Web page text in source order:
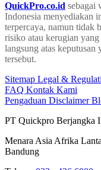
QuickPro.co.id sebagai
Indonesia menyediakan
terpercaya, namun tidak
risiko atau kerugian
langsung atas
tersebut.
Sitemap Legal &
FAQ Kontak Kami
Pengaduan Disclaimer
PT Quickpro Berjangka
Menara Asia Afrika
Bandung